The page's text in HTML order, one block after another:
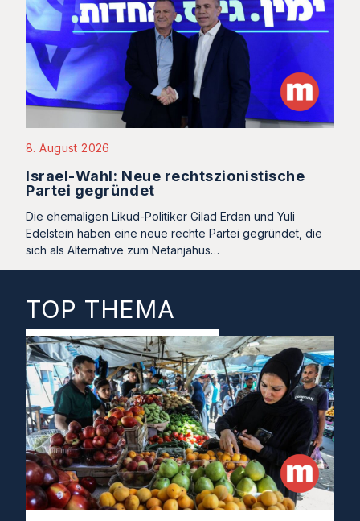
8. August 2026
Israel-Wahl: Neue rechtszionistische
Partei gegründet
Die ehemaligen Likud-Politiker Gilad Erdan und Yuli
Edelstein haben eine neue rechte Partei gegründet, die
sich als Alternative zum Netanjahus…
TOP THEMA